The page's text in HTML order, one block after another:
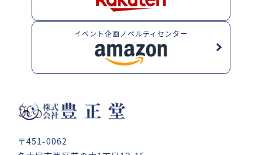
〒451-0062
イベント企画ノベルティセンター